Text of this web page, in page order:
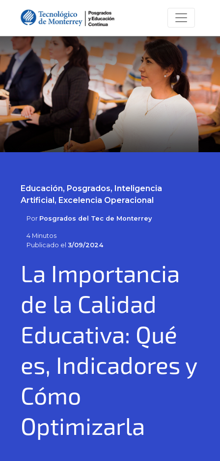
Educación, Posgrados, Inteligencia
Artificial, Excelencia Operacional
Por Posgrados del Tec de Monterrey
4 Minutos
Publicado el 3/09/2024
La Importancia
de la Calidad
Educativa: Qué
es, Indicadores y
Cómo
Optimizarla